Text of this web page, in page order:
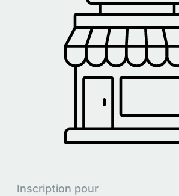
Inscription pour